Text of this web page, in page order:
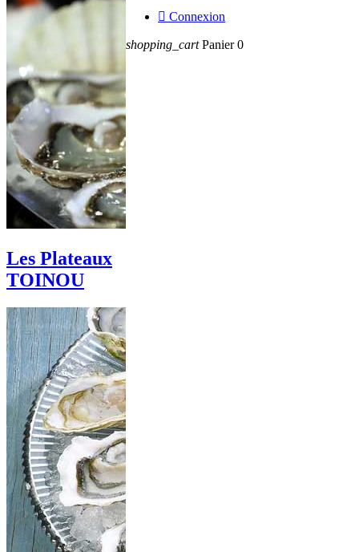
 Connexion
shopping_cart Panier 0
Les Plateaux
TOINOU